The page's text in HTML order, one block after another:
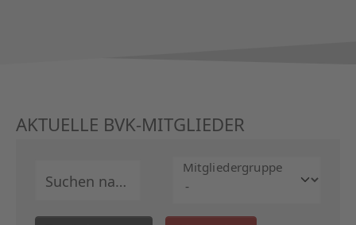
AKTUELLE BVK-MITGLIEDER
Suchen nach
Mitglieder­gruppe